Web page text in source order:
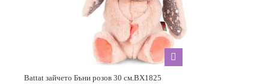
Battat зайчето Бъни розoв 30 см.BX1825